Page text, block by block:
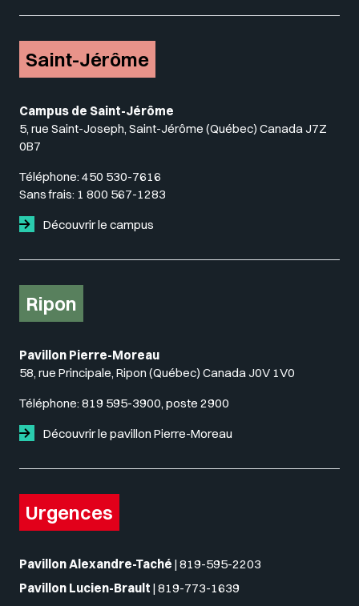
Saint-Jérôme
Campus de Saint-Jérôme
5, rue Saint-Joseph, Saint-Jérôme (Québec) Canada J7Z
0B7
Téléphone: 450 530-7616
Sans frais: 1 800 567-1283
Découvrir le campus
Ripon
Pavillon Pierre-Moreau
58, rue Principale, Ripon (Québec) Canada J0V 1V0
Téléphone: 819 595-3900, poste 2900
Découvrir le pavillon Pierre-Moreau
Urgences
Pavillon Alexandre-Taché | 819-595-2203
Pavillon Lucien-Brault | 819-773-1639